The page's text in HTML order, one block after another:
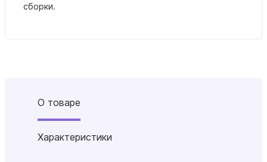
сборки.
О товаре
Характеристики